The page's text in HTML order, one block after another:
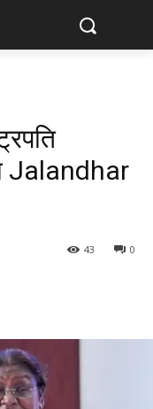
Jalandhar
0
43